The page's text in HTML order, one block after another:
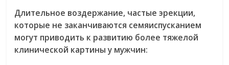
Длительное воздержание, частые эрекции,
которые не заканчиваются семяиспусканием
могут приводить к развитию более тяжелой
клинической картины у мужчин: